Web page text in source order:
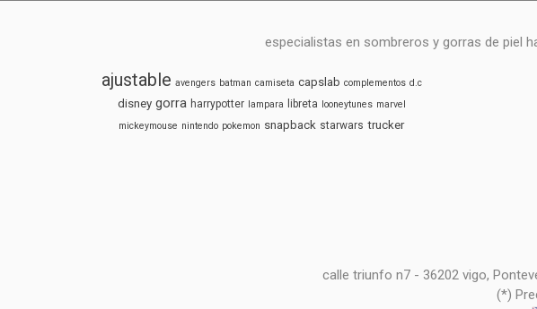
especialistas en sombreros y gorras de piel
ajustable avengers batman camiseta capslab complementos d.c
disney gorra harrypotter lampara libreta looneytunes marvel
mickeymouse nintendo pokemon snapback starwars trucker
calle triunfo n7 - 36202 vigo,
(*)